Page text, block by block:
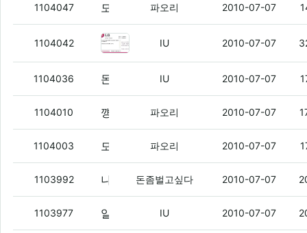
1104047 (1)
파오리 2010-07-07
1104042 알리버 업데이트 내용(1)
IU 2010-07-07
1104036 IU 2010-07-07
1104010 (4)
파오리 2010-07-07
1104003 (1)
파오리 2010-07-07
1103992 (3)
돈좀벌고싶다 2010-07-07
1103977 (1)
IU 2010-07-07